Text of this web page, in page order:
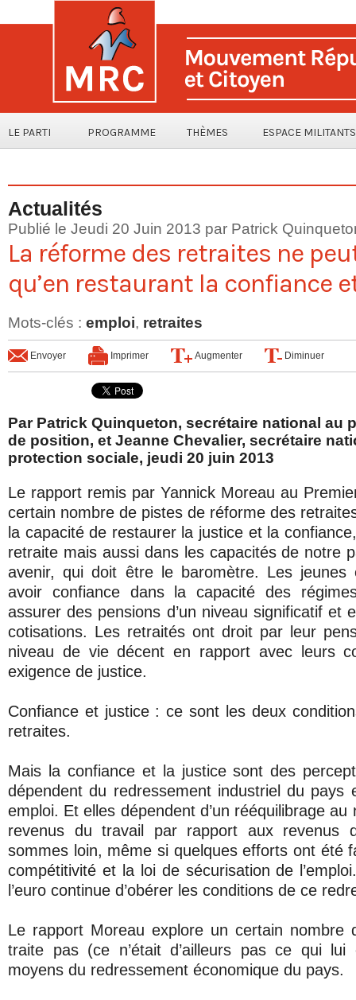
LE PARTI PROGRAMME THÈMES ESPACE MILITANTS
Actualités
Publié le Jeudi 20 Juin 2013 par Patrick
La réforme des retraites ne
qu’en restaurant la confiance
Mots-clés : emploi, retraites
Envoyer Imprimer Augmenter Diminuer
Par Patrick Quinqueton, secrétaire national au
de position, et Jeanne Chevalier, secrétaire
protection sociale, jeudi 20 juin 2013
Le rapport remis par Yannick Moreau au
certain nombre de pistes de réforme des
la capacité de restaurer la justice et la
retraite mais aussi dans les capacités de notre
avenir, qui doit être le baromètre. Les jeunes
avoir confiance dans la capacité des
assurer des pensions d’un niveau significatif et
cotisations. Les retraités ont droit par leur
niveau de vie décent en rapport avec leurs
exigence de justice.
Confiance et justice : ce sont les deux
retraites.
Mais la confiance et la justice sont des
dépendent du redressement industriel du pays
emploi. Et elles dépendent d’un rééquilibrage au
revenus du travail par rapport aux revenus
sommes loin, même si quelques efforts ont été
compétitivité et la loi de sécurisation de
l’euro continue d’obérer les conditions de ce
Le rapport Moreau explore un certain nombre
traite pas (ce n’était d’ailleurs pas ce qui lui
moyens du redressement économique du pays.